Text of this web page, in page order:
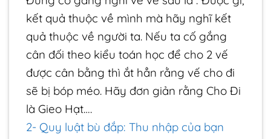
kết quả thuộc về mình mà hãy nghĩ kết
quả thuộc về người ta. Nếu ta cố gắng
cân đối theo kiểu toán học để cho 2 vế
được cân bằng thì ắt hẳn rằng vế cho đi
sẽ bị bóp méo. Hãy đơn giản rằng Cho Đi
là Gieo Hạt….
2- Quy luật bù đắp: Thu nhập của bạn